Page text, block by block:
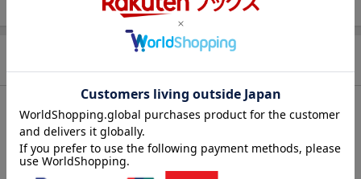
内容紹介（「BOOK」データベースより）
平成１８年４月の介護保険制度の全面的な見直しに対応。改正の
内容をＱ＆Ａ形式でわかりやすく解説。